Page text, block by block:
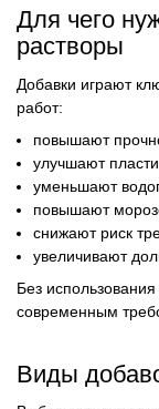
Для чего
растворы
Добавки играют
работ:
повышают
улучшают
уменьшают
повышают
снижают риск
увеличивают
Без
современным
Виды